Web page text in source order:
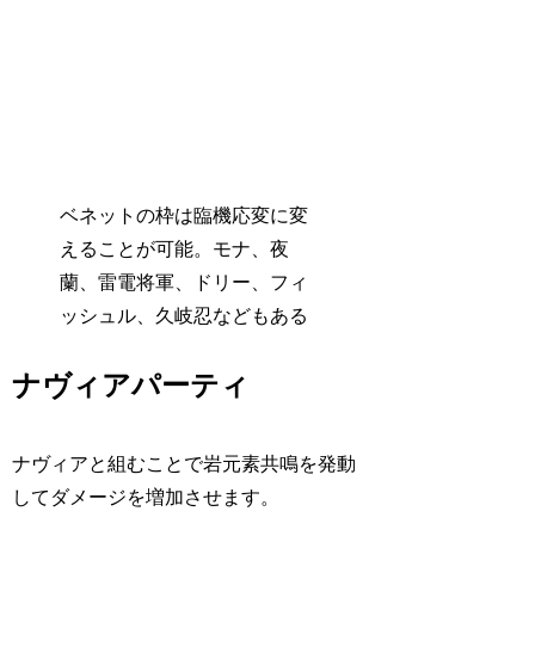
ベネットの枠は臨機応変に変
えることが可能。モナ、夜
蘭、雷電将軍、ドリー、フィ
ッシュル、久岐忍などもある
ナヴィアパーティ
ナヴィアと組むことで岩元素共鳴を発動
してダメージを増加させます。